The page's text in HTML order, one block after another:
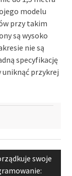
modelu
przy takim
są wysoko
nie są
specyfikację
przykrej
swoje